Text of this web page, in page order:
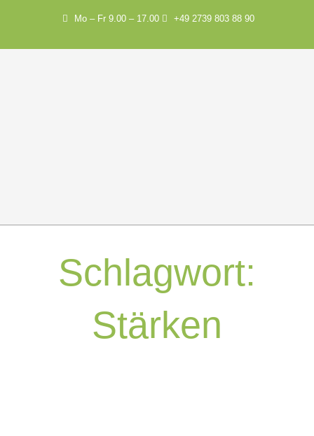
Mo – Fr 9.00 – 17.00 +49 2739 803 88 90
Schlagwort:
Stärken